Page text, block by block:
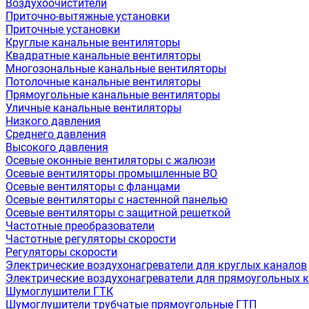
Воздухоочистители
Приточно-вытяжные установки
Приточные установки
Круглые канальные вентиляторы
Квадратные канальные вентиляторы
Многозональные канальные вентиляторы
Потолочные канальные вентиляторы
Прямоугольные канальные вентиляторы
Уличные канальные вентиляторы
Низкого давления
Среднего давления
Высокого давления
Осевые оконные вентиляторы с жалюзи
Осевые вентиляторы промышленные ВО
Осевые вентиляторы с фланцами
Осевые вентиляторы с настенной панелью
Осевые вентиляторы с защитной решеткой
Частотные преобразователи
Частотные регуляторы скорости
Регуляторы скорости
Электрические воздухонагреватели для круглых каналов
Электрические воздухонагреватели для прямоугольных
Шумоглушители ГТК
Шумоглушители трубчатые прямоугольные ГТП